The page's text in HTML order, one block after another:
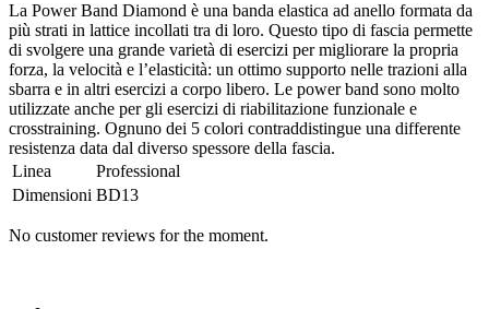
La Power Band Diamond è una banda elastica ad anello formata da
più strati in lattice incollati tra di loro. Questo tipo di fascia permette
di svolgere una grande varietà di esercizi per migliorare la propria
forza, la velocità e l’elasticità: un ottimo supporto nelle trazioni alla
sbarra e in altri esercizi a corpo libero. Le power band sono molto
utilizzate anche per gli esercizi di riabilitazione funzionale e
crosstraining. Ognuno dei 5 colori contraddistingue una differente
resistenza data dal diverso spessore della fascia.
Linea
Professional
Dimensioni BD13
No customer reviews for the moment.